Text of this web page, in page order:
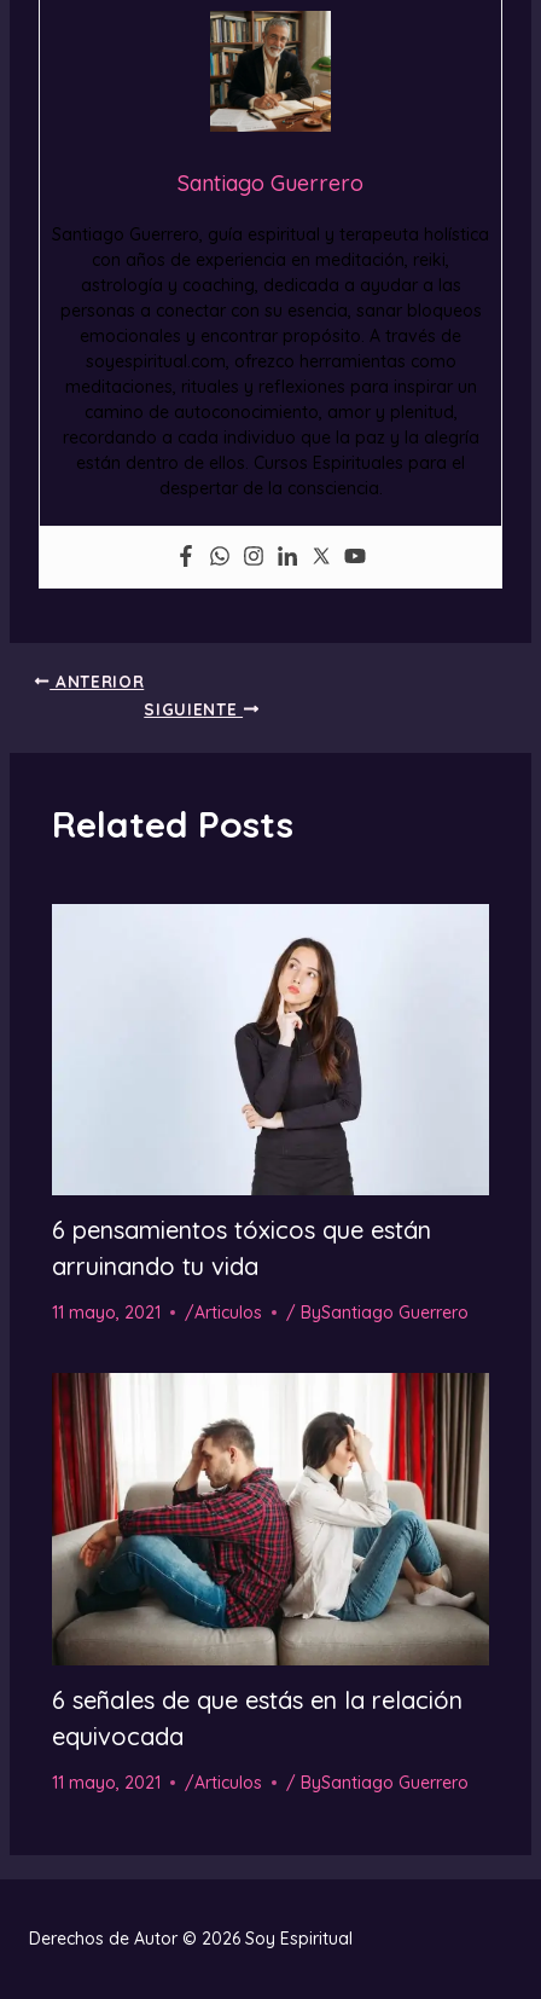
Santiago Guerrero
Santiago Guerrero, guía espiritual y terapeuta holística
con años de experiencia en meditación, reiki,
astrología y coaching, dedicada a ayudar a las
personas a conectar con su esencia, sanar bloqueos
emocionales y encontrar propósito. A través de
soyespiritual.com, ofrezco herramientas como
meditaciones, rituales y reflexiones para inspirar un
camino de autoconocimiento, amor y plenitud,
recordando a cada individuo que la paz y la alegría
están dentro de ellos. Cursos Espirituales para el
despertar de la consciencia.
ANTERIOR
SIGUIENTE
Related Posts
6 pensamientos tóxicos que están
arruinando tu vida
11 mayo, 2021 /Articulos / BySantiago Guerrero
6 señales de que estás en la relación
equivocada
11 mayo, 2021 /Articulos / BySantiago Guerrero
Derechos de Autor © 2026 Soy Espiritual